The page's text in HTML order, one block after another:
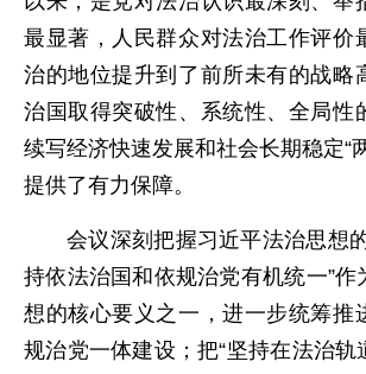
最显著，人民群众对法治工作评价
治的地位提升到了前所未有的战略
治国取得突破性、系统性、全局性
续写经济快速发展和社会长期稳定“
提供了有力保障。
会议深刻把握习近平法治思想
持依法治国和依规治党有机统一”作
想的核心要义之一，进一步统筹推
规治党一体建设；把“坚持在法治轨